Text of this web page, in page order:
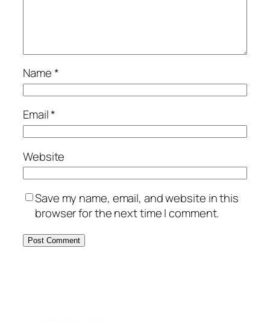
Name*
Email*
Website
Save my name, email, and website in this
browser for the next time I comment.